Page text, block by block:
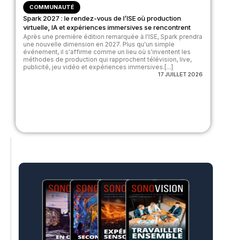
COMMUNAUTÉ
Spark 2027 : le rendez-vous de l’ISE où production
virtuelle, IA et expériences immersives se rencontrent
Après une première édition remarquée à l'ISE, Spark prendra
une nouvelle dimension en 2027. Plus qu'un simple
événement, il s'affirme comme un lieu où s'inventent les
méthodes de production qui rapprochent télévision, live,
publicité, jeu vidéo et expériences immersives.[...]
17 JUILLET 2026